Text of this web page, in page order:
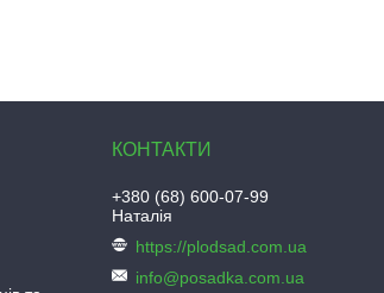
+380 (68) 600-07-99
Наталія
https://plodsad.com.ua
info@posadka.com.ua